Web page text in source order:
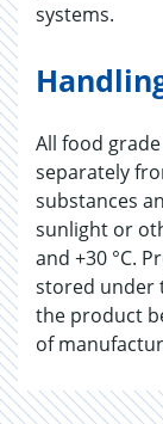
systems.
All food
separately
substances
sunlight or
and +30 °C.
stored under
the product
of